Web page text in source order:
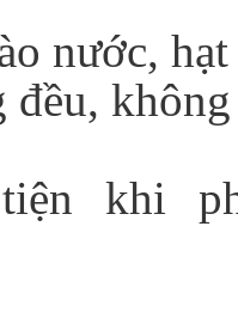
nước, hạt
đều,
khi